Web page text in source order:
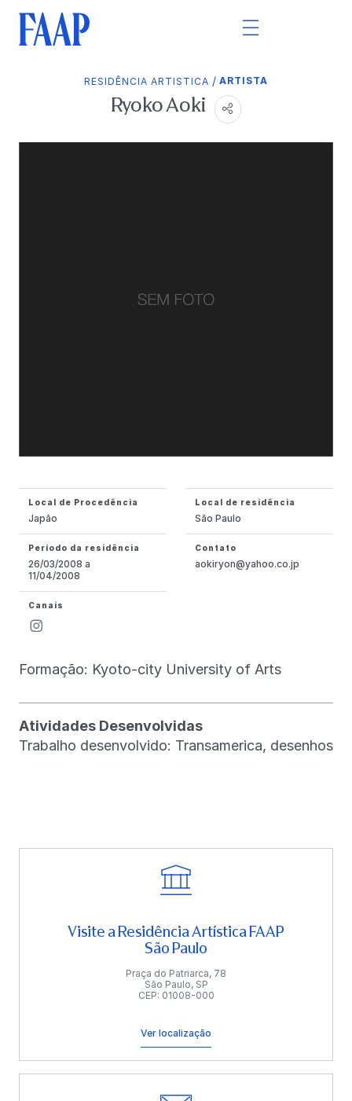
RESIDÊNCIA ARTISTICA / ARTISTA
Ryoko Aoki
Local de Procedência
Japão
Local de residência
São Paulo
Período da residência
26/03/2008 a
11/04/2008
Contato
aokiryon@yahoo.co.jp
Canais
Formação: Kyoto-city University of Arts
Atividades Desenvolvidas
Trabalho desenvolvido: Transamerica, desenhos
Visite a Residência Artística FAAP
São Paulo
Praça do Patriarca, 78
São Paulo, SP
CEP: 01008-000
Ver localização